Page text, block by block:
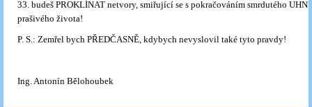
33. budeš PROKLÍNAT netvory, smiřující se s pokračováním smrdutého
prašivého života!
P. S.: Zemřel bych PŘEDČASNĚ, kdybych nevyslovil také tyto pravdy!
Ing. Antonín Bělohoubek